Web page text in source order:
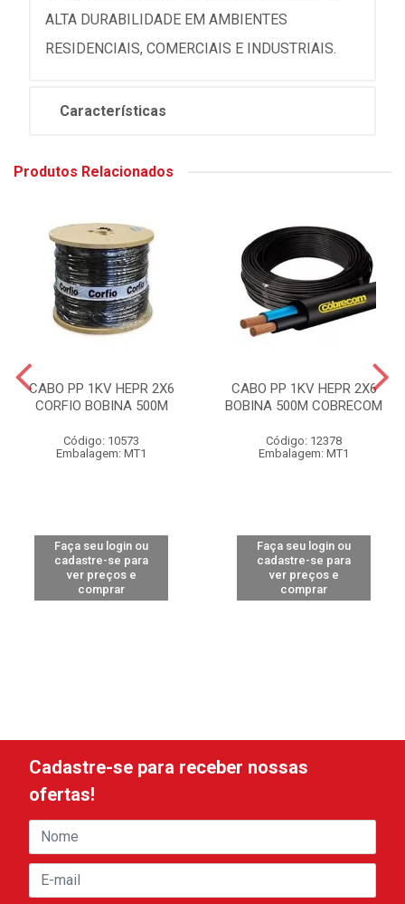
ALTA DURABILIDADE EM AMBIENTES
RESIDENCIAIS, COMERCIAIS E INDUSTRIAIS.
Características
Produtos Relacionados
CABO PP 1KV HEPR 2X6
CORFIO BOBINA 500M
Código: 10573
Embalagem: MT1
Faça seu login ou
cadastre-se para
ver preços e
comprar
CABO PP 1KV HEPR 2X6
BOBINA 500M COBRECOM
Código: 12378
Embalagem: MT1
Faça seu login ou
cadastre-se para
ver preços e
comprar
Cadastre-se para receber nossas
ofertas!